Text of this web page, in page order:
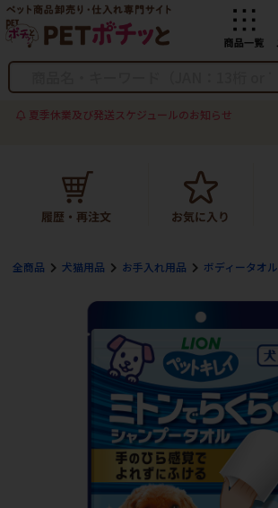
夏季休業及び発送スケジュールのお知らせ
全商品 犬猫用品 お手入れ用品 ボディータオル